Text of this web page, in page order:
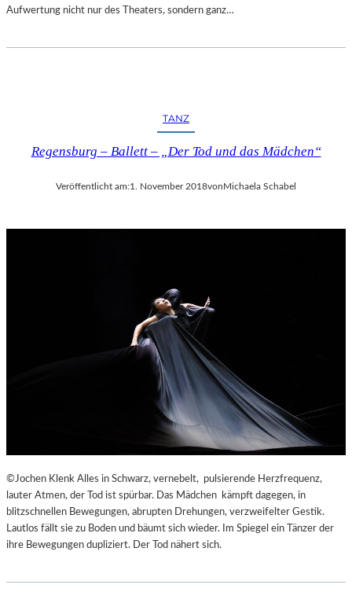
Aufwertung nicht nur des Theaters, sondern ganz…
TANZ
Regensburg – Ballett – „Der Tod und das Mädchen“
Veröffentlicht am:1. November 2018vonMichaela Schabel
©Jochen Klenk Alles in Schwarz, vernebelt, pulsierende Herzfrequenz,
lauter Atmen, der Tod ist spürbar. Das Mädchen kämpft dagegen, in
blitzschnellen Bewegungen, abrupten Drehungen, verzweifelter Gestik.
Lautlos fällt sie zu Boden und bäumt sich wieder. Im Spiegel ein Tänzer der
ihre Bewegungen dupliziert. Der Tod nähert sich.